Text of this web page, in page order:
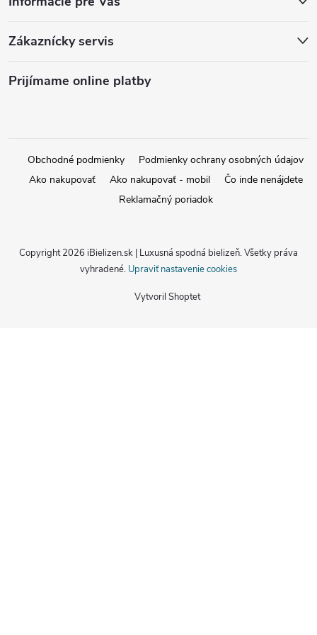
Zákaznícky servis
Prijímame online platby
Obchodné podmienky
Podmienky ochrany osobných údajov
Ako nakupovať
Ako nakupovať - mobil
Čo inde nenájdete
Reklamačný poriadok
Vytvoril Shoptet
Copyright 2026 iBielizen.sk | Luxusná spodná bielizeň. Všetky práva
vyhradené. Upraviť nastavenie cookies